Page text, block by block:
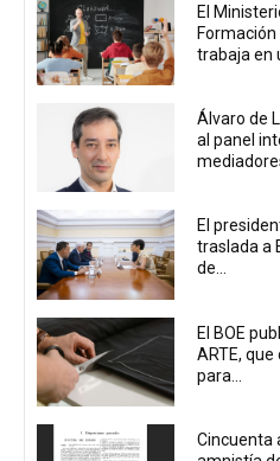
El
trabaja en
Álvaro de
al panel
El
traslada a
de...
El BOE
ARTE,
para...
Cincuenta